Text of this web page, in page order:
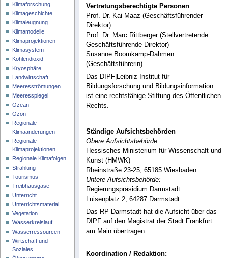
Vertretungsberechtigte Personen
Prof. Dr. Kai Maaz (Geschäftsführender
Direktor)
Prof. Dr. Marc Rittberger (Stellvertretende
Geschäftsführende Direktor)
Susanne Boomkamp-Dahmen
(Geschäftsführerin)
Das DIPF|Leibniz-Institut für
Bildungsforschung und Bildungsinformation
ist eine rechtsfähige Stiftung des Öffentlichen
Rechts.
Ständige Aufsichtsbehörden
Obere Aufsichtsbehörde:
Hessisches Ministerium für Wissenschaft und
Kunst (HMWK)
Rheinstraße 23-25, 65185 Wiesbaden
Untere Aufsichtsbehörde:
Regierungspräsidium Darmstadt
Luisenplatz 2, 64287 Darmstadt
Das RP Darmstadt hat die Aufsicht über das
DIPF auf den Magistrat der Stadt Frankfurt
am Main übertragen.
Koordination / Redaktion:
Klimaforschung
Klimageschichte
Klimaleugnung
Klimamodelle
Klimaprojektionen
Klimasystem
Kohlendioxid
Kryosphäre
Landwirtschaft
Meeresströmungen
Meeresspiegel
Ozean
Ozon
Regionale
Klimaänderungen
Regionale
Klimaprojektionen
Regionale Klimafolgen
Strahlung
Tourismus
Treibhausgase
Unterricht
Unterrichtsmaterial
Vegetation
Wasserkreislauf
Wasserressourcen
Wirtschaft und
Soziales